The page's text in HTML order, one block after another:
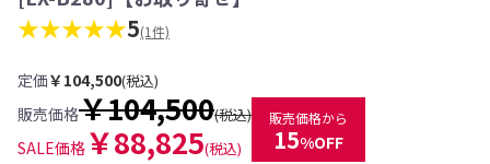
★★★★★5(1件)
定価￥104,500(税込)
販売価格￥104,500(税込)
SALE価格 ￥88,825(税込)
販売価格から
15%OFF